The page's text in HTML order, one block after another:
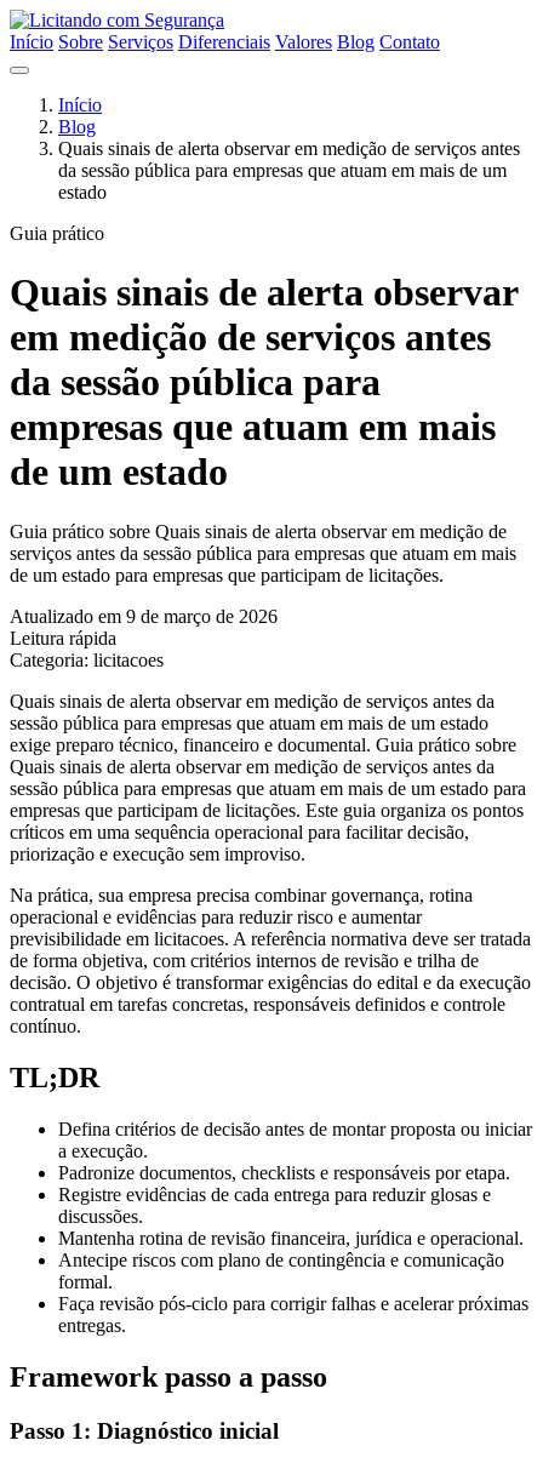
Início Sobre Serviços Diferenciais Valores Blog Contato
Início
Blog
Quais sinais de alerta observar em medição de serviços antes
da sessão pública para empresas que atuam em mais de um
estado
Guia prático
Quais sinais de alerta observar
em medição de serviços antes
da sessão pública para
empresas que atuam em mais
de um estado
Guia prático sobre Quais sinais de alerta observar em medição de
serviços antes da sessão pública para empresas que atuam em mais
de um estado para empresas que participam de licitações.
Atualizado em 9 de março de 2026
Leitura rápida
Categoria: licitacoes
Quais sinais de alerta observar em medição de serviços antes da
sessão pública para empresas que atuam em mais de um estado
exige preparo técnico, financeiro e documental. Guia prático sobre
Quais sinais de alerta observar em medição de serviços antes da
sessão pública para empresas que atuam em mais de um estado para
empresas que participam de licitações. Este guia organiza os pontos
críticos em uma sequência operacional para facilitar decisão,
priorização e execução sem improviso.
Na prática, sua empresa precisa combinar governança, rotina
operacional e evidências para reduzir risco e aumentar
previsibilidade em licitacoes. A referência normativa deve ser tratada
de forma objetiva, com critérios internos de revisão e trilha de
decisão. O objetivo é transformar exigências do edital e da execução
contratual em tarefas concretas, responsáveis definidos e controle
contínuo.
TL;DR
Defina critérios de decisão antes de montar proposta ou iniciar
a execução.
Padronize documentos, checklists e responsáveis por etapa.
Registre evidências de cada entrega para reduzir glosas e
discussões.
Mantenha rotina de revisão financeira, jurídica e operacional.
Antecipe riscos com plano de contingência e comunicação
formal.
Faça revisão pós-ciclo para corrigir falhas e acelerar próximas
entregas.
Framework passo a passo
Passo 1: Diagnóstico inicial